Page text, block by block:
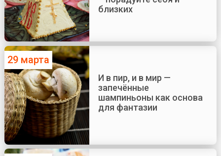
близких
29 марта
И в пир, и в мир —
запечённые
шампиньоны как основа
для фантазии